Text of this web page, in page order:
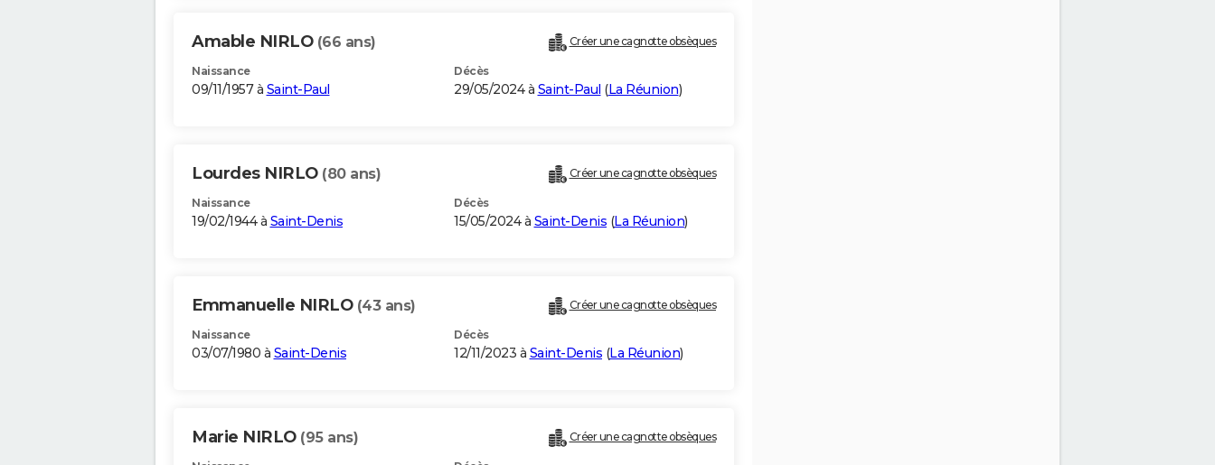
Amable NIRLO (66 ans) Créer une cagnotte obsèques
Naissance
09/11/1957 à Saint-Paul
Décès
29/05/2024 à Saint-Paul (La Réunion)
Lourdes NIRLO (80 ans) Créer une cagnotte obsèques
Naissance
19/02/1944 à Saint-Denis
Décès
15/05/2024 à Saint-Denis (La Réunion)
Emmanuelle NIRLO (43 ans) Créer une cagnotte obsèques
Naissance
03/07/1980 à Saint-Denis
Décès
12/11/2023 à Saint-Denis (La Réunion)
Marie NIRLO (95 ans) Créer une cagnotte obsèques